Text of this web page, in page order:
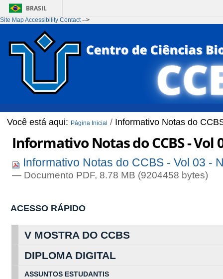
BRASIL
Ir para o conteúdo
Site MapAccessibility Contact-->
Você está aqui: Página Inicial / Informativo Notas do
Informativo Notas do CCBS - Vol
Informativo Notas do CCBS - Vol 03 -
— Documento PDF, 8.78 MB (9204458 bytes)
ACESSO RÁPIDO
V MOSTRA DO CCBS
DIPLOMA DIGITAL
ASSUNTOS ESTUDANTIS